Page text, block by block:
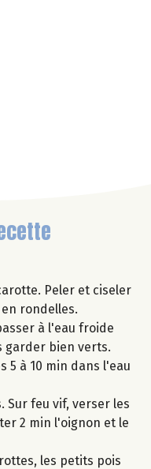
Peler et ciseler
rondelles.
à l'eau froide
garder bien verts.
5 à 10 min dans l'eau
Sur feu vif, verser les
2 min l'oignon et le
les petits pois